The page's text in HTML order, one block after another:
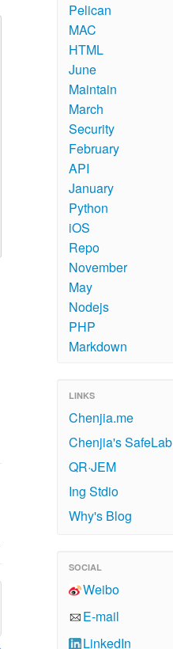
Pelican
MAC
HTML
June
Maintain
March
Security
February
API
January
Python
iOS
Repo
November
May
Nodejs
PHP
Markdown
LINKS
Chenjia.me
Chenjia's SafeLab
QR·JEM
Ing Stdio
Why's Blog
SOCIAL
Weibo
E-mail
LinkedIn